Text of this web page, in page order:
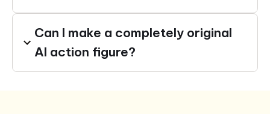
Can I make a completely original
AI action figure?